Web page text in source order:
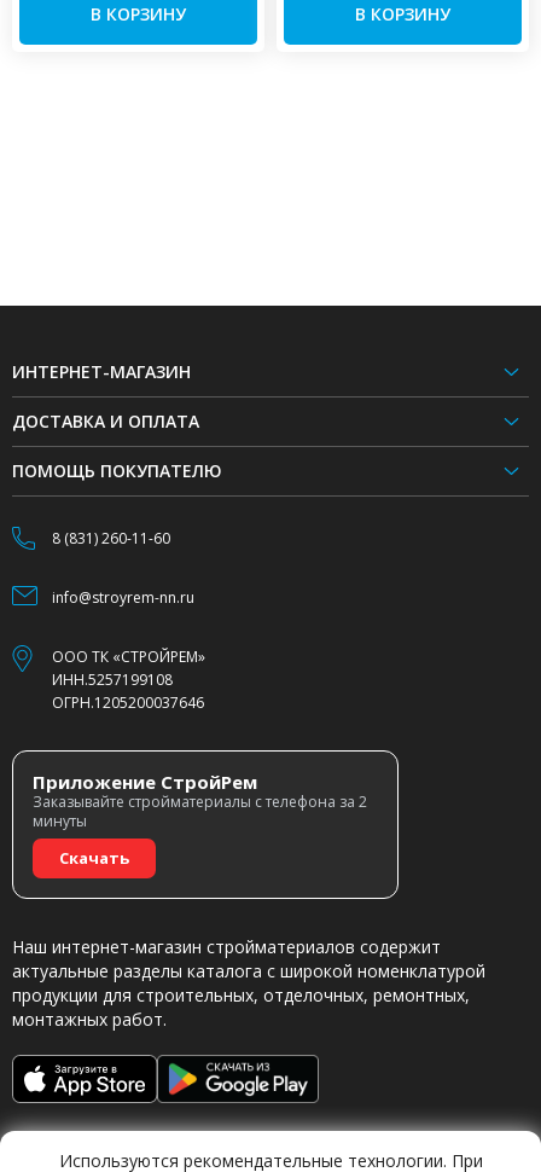
В КОРЗИНУ В КОРЗИНУ
ИНТЕРНЕТ-МАГАЗИН
ДОСТАВКА И ОПЛАТА
ПОМОЩЬ ПОКУПАТЕЛЮ
8 (831) 260-11-60
info@stroyrem-nn.ru
ООО ТК «СТРОЙРЕМ»
ИНН.5257199108
ОГРН.1205200037646
Приложение СтройРем
Заказывайте стройматериалы с телефона за 2
минуты
Скачать
Наш интернет-магазин стройматериалов содержит
актуальные разделы каталога с широкой номенклатурой
продукции для строительных, отделочных, ремонтных,
монтажных работ.
Используются рекомендательные технологии. При